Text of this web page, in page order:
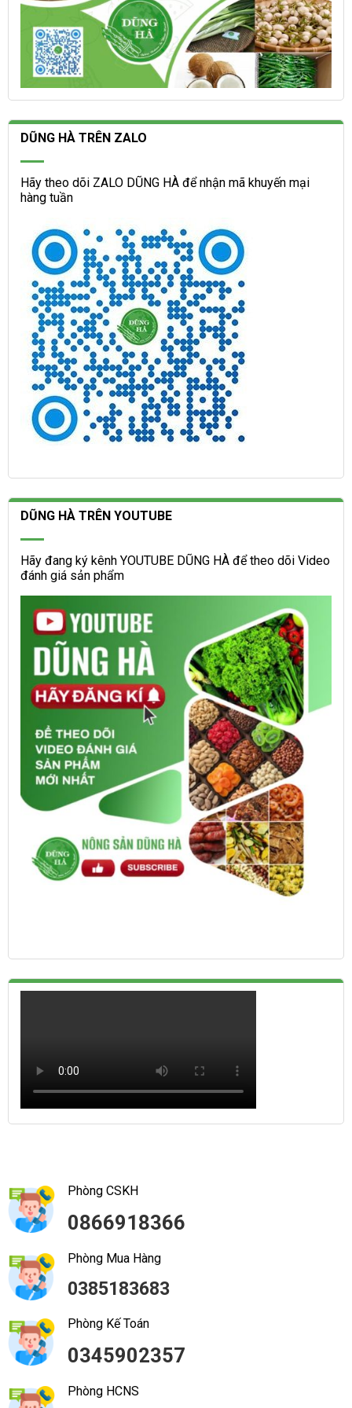
DŨNG HÀ TRÊN ZALO
Hãy theo dõi ZALO DŨNG HÀ để nhận mã khuyến mại
hàng tuần
DŨNG HÀ TRÊN YOUTUBE
Hãy đang ký kênh YOUTUBE DŨNG HÀ để theo dõi Video
đánh giá sản phẩm
Phòng CSKH
0866918366
Phòng Mua Hàng
0385183683
Phòng Kế Toán
0345902357
Phòng HCNS